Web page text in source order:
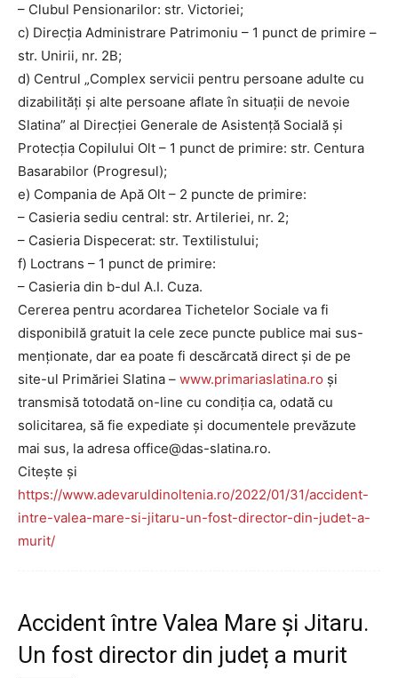
– Clubul Pensionarilor: str. Victoriei;
c) Direcția Administrare Patrimoniu – 1 punct de primire –
str. Unirii, nr. 2B;
d) Centrul „Complex servicii pentru persoane adulte cu
dizabilități și alte persoane aflate în situații de nevoie
Slatina” al Direcției Generale de Asistență Socială și
Protecția Copilului Olt – 1 punct de primire: str. Centura
Basarabilor (Progresul);
e) Compania de Apă Olt – 2 puncte de primire:
– Casieria sediu central: str. Artileriei, nr. 2;
– Casieria Dispecerat: str. Textilistului;
f) Loctrans – 1 punct de primire:
– Casieria din b-dul A.I. Cuza.
Cererea pentru acordarea Tichetelor Sociale va fi
disponibilă gratuit la cele zece puncte publice mai sus-
menționate, dar ea poate fi descărcată direct și de pe
site-ul Primăriei Slatina – www.primariaslatina.ro și
transmisă totodată on-line cu condiția ca, odată cu
solicitarea, să fie expediate şi documentele prevăzute
mai sus, la adresa office@das-slatina.ro.
Citește și
https://www.adevaruldinoltenia.ro/2022/01/31/accident-
intre-valea-mare-si-jitaru-un-fost-director-din-judet-a-
murit/
Accident între Valea Mare și Jitaru.
Un fost director din județ a murit